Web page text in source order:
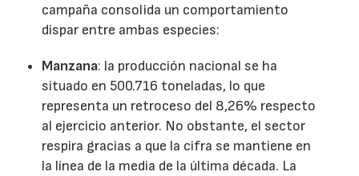
campaña consolida un comportamiento
dispar entre ambas especies:
Manzana: la producción nacional se ha
situado en 500.716 toneladas, lo que
representa un retroceso del 8,26% respecto
al ejercicio anterior. No obstante, el sector
respira gracias a que la cifra se mantiene en
la línea de la media de la última década. La